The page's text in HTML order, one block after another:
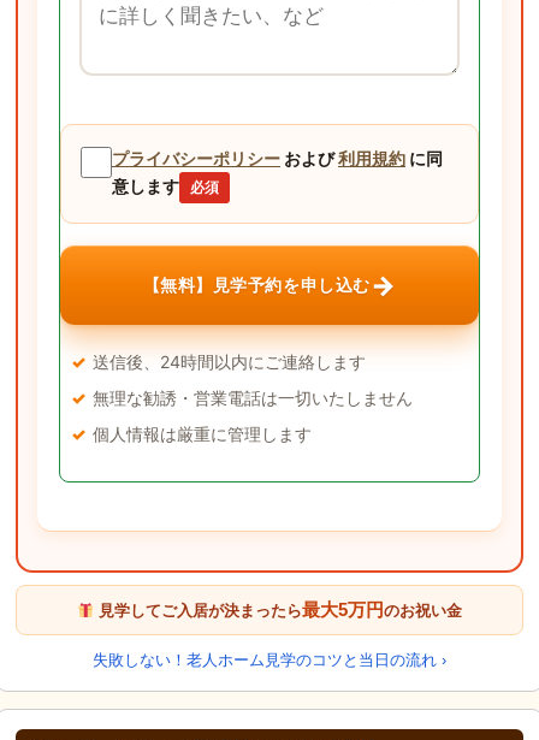
プライバシーポリシー および利用規約 に同
意します
必須
【無料】見学予約を申し込む→
送信後、24時間以内にご連絡します
無理な勧誘・営業電話は一切いたしません
個人情報は厳重に管理します
見学してご入居が決まったら最大5万円のお祝い金
失敗しない！老人ホーム見学のコツと当日の流れ ›